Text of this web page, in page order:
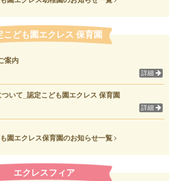
こども園エクレス 保育園
案内
詳細
いて_認定こども園エクレス 保育園
詳細
園エクレス保育園のお知らせ一覧
エクレスフィア